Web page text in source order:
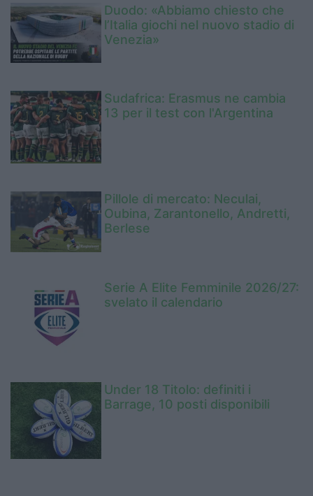
Duodo: «Abbiamo chiesto che
l’Italia giochi nel nuovo stadio di
Venezia»
Sudafrica: Erasmus ne cambia
13 per il test con l'Argentina
Pillole di mercato: Neculai,
Oubina, Zarantonello, Andretti,
Berlese
Serie A Elite Femminile 2026/27:
svelato il calendario
Under 18 Titolo: definiti i
Barrage, 10 posti disponibili